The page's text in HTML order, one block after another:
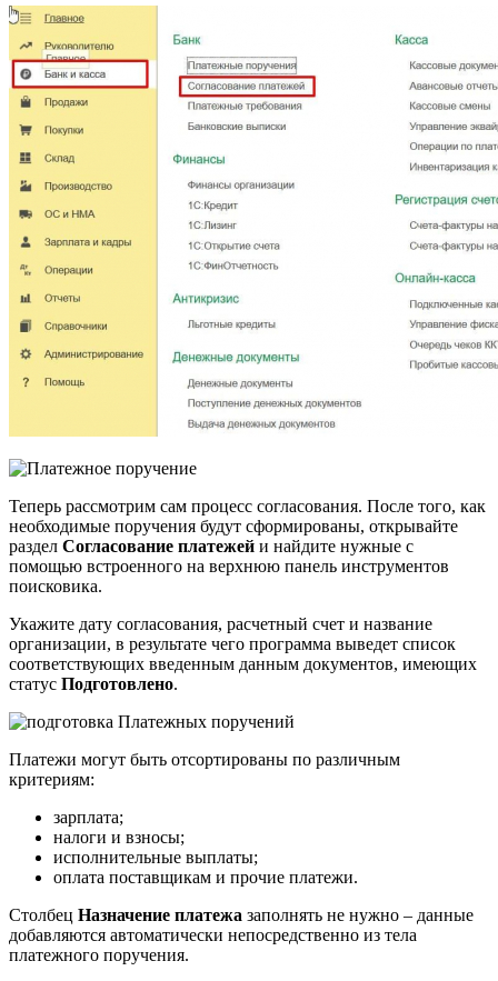
Теперь рассмотрим сам процесс согласования. После того, как
необходимые поручения будут сформированы, открывайте
раздел Согласование платежей и найдите нужные с
помощью встроенного на верхнюю панель инструментов
поисковика.
Укажите дату согласования, расчетный счет и название
организации, в результате чего программа выведет список
соответствующих введенным данным документов, имеющих
статус Подготовлено.
Платежи могут быть отсортированы по различным
критериям:
зарплата;
налоги и взносы;
исполнительные выплаты;
оплата поставщикам и прочие платежи.
Столбец Назначение платежа заполнять не нужно – данные
добавляются автоматически непосредственно из тела
платежного поручения.